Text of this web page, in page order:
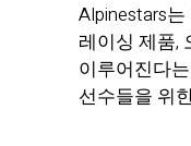
Alpinestars
레이싱 제품,
이루어진다
선수들을 위